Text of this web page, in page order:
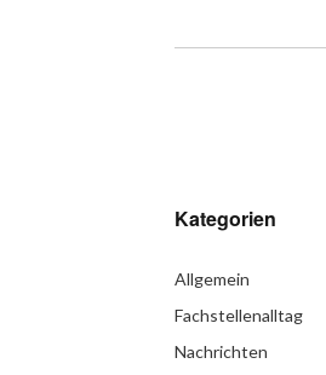
Kategorien
Allgemein
Fachstellenalltag
Nachrichten